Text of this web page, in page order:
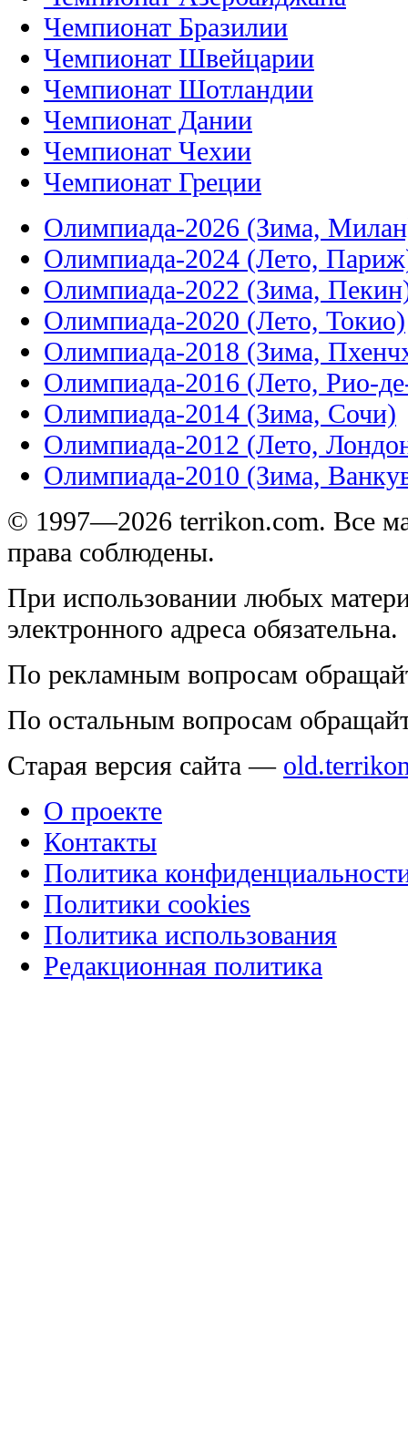
Чемпионат Бразилии
Чемпионат Швейцарии
Чемпионат Шотландии
Чемпионат Дании
Чемпионат Чехии
Чемпионат Греции
Олимпиада-2026 (Зима,
Олимпиада-2024 (Лето,
Олимпиада-2022 (Зима,
Олимпиада-2020 (Лето, Токио)
Олимпиада-2018 (Зима,
Олимпиада-2016 (Лето, Рио-
Олимпиада-2014 (Зима, Сочи)
Олимпиада-2012 (Лето,
Олимпиада-2010 (Зима,
© 1997—2026 terrikon.com. Все
права соблюдены.
При использовании любых
электронного адреса обязательна.
По рекламным вопросам
По остальным вопросам
Старая версия сайта —
О проекте
Контакты
Политика
Политики cookies
Политика использования
Редакционная политика